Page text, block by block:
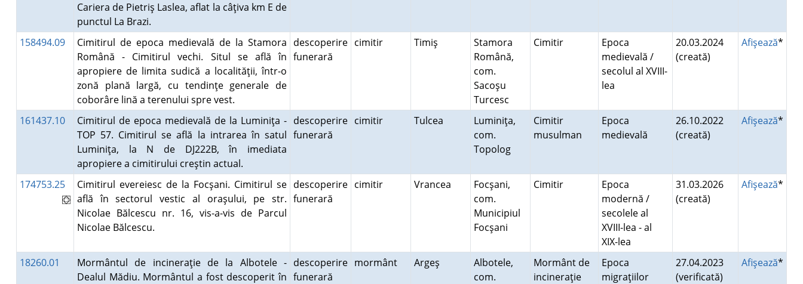
Cariera de Pietriş Laslea, aflat la câţiva km E de
punctul La Brazi.
158494.09
Cimitirul de epoca medievală de la Stamora
Română - Cimitirul vechi. Situl se află în
apropiere de limita sudică a localităţii, într-o
zonă plană largă, cu tendinţe generale de
coborâre lină a terenului spre vest.
descoperire
funerară
cimitir Timiş
Stamora
Română,
com.
Sacoşu
Turcesc
Cimitir
Epoca
medievală /
secolul al XVIII-
lea
20.03.2024
(creată)
Afişează*
161437.10
Cimitirul de epoca medievală de la Luminiţa -
TOP 57. Cimitirul se află la intrarea în satul
Luminiţa, la N de DJ222B, în imediata
apropiere a cimitirului creştin actual.
descoperire
funerară
cimitir Tulcea
Luminiţa,
com.
Topolog
Cimitir
musulman
Epoca
medievală
26.10.2022
(creată)
Afişează*
174753.25
Cimitirul evereiesc de la Focşani. Cimitirul se
află în sectorul vestic al oraşului, pe str.
Nicolae Bălcescu nr. 16, vis-a-vis de Parcul
Nicolae Bălcescu.
descoperire
funerară
cimitir Vrancea
Focşani,
com.
Municipiul
Focşani
Cimitir
Epoca
modernă /
secolele al
XVIII-lea - al
XIX-lea
31.03.2026
(creată)
Afişează*
18260.01
Mormântul de incineraţie de la Albotele -
Dealul Mădiu. Mormântul a fost descoperit în
descoperire
funerară
mormânt Argeş
Albotele,
com.
Mormânt de
incineraţie
Epoca
migraţiilor
27.04.2023
(verificată)
Afişează*